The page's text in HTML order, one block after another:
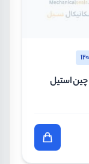
سیل مکانیکی فیبر و فنر نافی 120A برند OE چین استیل